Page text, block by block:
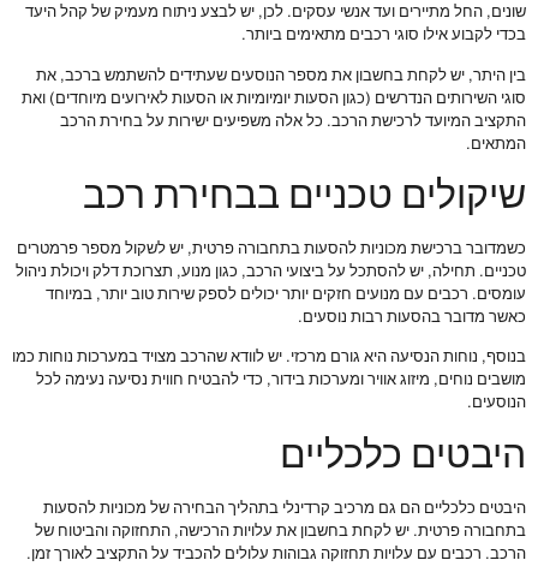
שונים, החל מתיירים ועד אנשי עסקים. לכן, יש לבצע ניתוח מעמיק של קהל היעד
בכדי לקבוע אילו סוגי רכבים מתאימים ביותר.
בין היתר, יש לקחת בחשבון את מספר הנוסעים שעתידים להשתמש ברכב, את
סוגי השירותים הנדרשים (כגון הסעות יומיומיות או הסעות לאירועים מיוחדים) ואת
התקציב המיועד לרכישת הרכב. כל אלה משפיעים ישירות על בחירת הרכב
המתאים.
שיקולים טכניים בבחירת רכב
כשמדובר ברכישת מכוניות להסעות בתחבורה פרטית, יש לשקול מספר פרמטרים
טכניים. תחילה, יש להסתכל על ביצועי הרכב, כגון מנוע, תצרוכת דלק ויכולת ניהול
עומסים. רכבים עם מנועים חזקים יותר יכולים לספק שירות טוב יותר, במיוחד
כאשר מדובר בהסעות רבות נוסעים.
בנוסף, נוחות הנסיעה היא גורם מרכזי. יש לוודא שהרכב מצויד במערכות נוחות כמו
מושבים נוחים, מיזוג אוויר ומערכות בידור, כדי להבטיח חווית נסיעה נעימה לכל
הנוסעים.
היבטים כלכליים
היבטים כלכליים הם גם מרכיב קרדינלי בתהליך הבחירה של מכוניות להסעות
בתחבורה פרטית. יש לקחת בחשבון את עלויות הרכישה, התחזוקה והביטוח של
הרכב. רכבים עם עלויות תחזוקה גבוהות עלולים להכביד על התקציב לאורך זמן.